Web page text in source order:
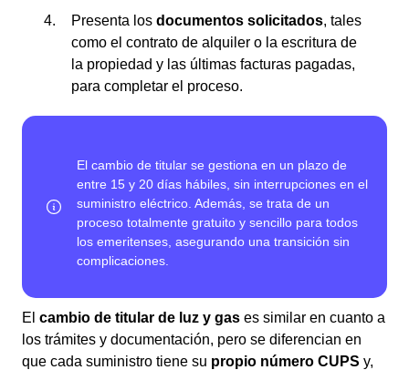
Presenta los documentos solicitados, tales
como el contrato de alquiler o la escritura de
la propiedad y las últimas facturas pagadas,
para completar el proceso.
El cambio de titular de luz y gas es similar en cuanto a
los trámites y documentación, pero se diferencian en
que cada suministro tiene su propio número CUPS y,